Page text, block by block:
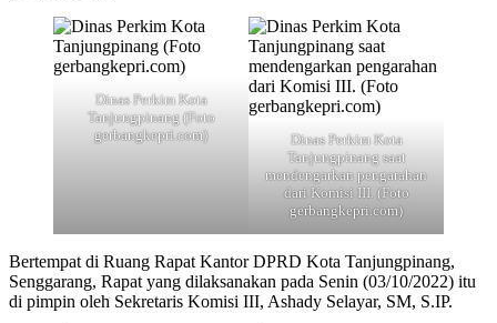
Dinas Perkim Kota
Tanjungpinang (Foto
gerbangkepri.com)
Dinas Perkim Kota
Tanjungpinang saat
mendengarkan pengarahan
dari Komisi III. (Foto
gerbangkepri.com)
Bertempat di Ruang Rapat Kantor DPRD Kota Tanjungpinang,
Senggarang, Rapat yang dilaksanakan pada Senin (03/10/2022) itu
di pimpin oleh Sekretaris Komisi III, Ashady Selayar, SM, S.IP.